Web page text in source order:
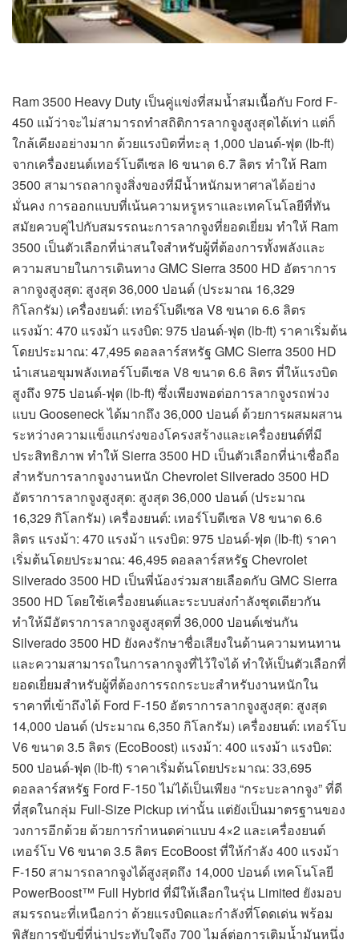
Ram 3500 Heavy Duty เป็นคู่แข่งที่สมน้ำสมเนื้อกับ Ford F-
450 แม้ว่าจะไม่สามารถทำสถิติการลากจูงสูงสุดได้เท่า แต่ก็
ใกล้เคียงอย่างมาก ด้วยแรงบิดที่ทะลุ 1,000 ปอนด์-ฟุต (lb-ft)
จากเครื่องยนต์เทอร์โบดีเซล I6 ขนาด 6.7 ลิตร ทำให้ Ram
3500 สามารถลากจูงสิ่งของที่มีน้ำหนักมหาศาลได้อย่าง
มั่นคง การออกแบบที่เน้นความหรูหราและเทคโนโลยีที่ทัน
สมัยควบคู่ไปกับสมรรถนะการลากจูงที่ยอดเยี่ยม ทำให้ Ram
3500 เป็นตัวเลือกที่น่าสนใจสำหรับผู้ที่ต้องการทั้งพลังและ
ความสบายในการเดินทาง GMC Sierra 3500 HD อัตราการ
ลากจูงสูงสุด: สูงสุด 36,000 ปอนด์ (ประมาณ 16,329
กิโลกรัม) เครื่องยนต์: เทอร์โบดีเซล V8 ขนาด 6.6 ลิตร
แรงม้า: 470 แรงม้า แรงบิด: 975 ปอนด์-ฟุต (lb-ft) ราคาเริ่มต้น
โดยประมาณ: 47,495 ดอลลาร์สหรัฐ GMC Sierra 3500 HD
นำเสนอขุมพลังเทอร์โบดีเซล V8 ขนาด 6.6 ลิตร ที่ให้แรงบิด
สูงถึง 975 ปอนด์-ฟุต (lb-ft) ซึ่งเพียงพอต่อการลากจูงรถพ่วง
แบบ Gooseneck ได้มากถึง 36,000 ปอนด์ ด้วยการผสมผสาน
ระหว่างความแข็งแกร่งของโครงสร้างและเครื่องยนต์ที่มี
ประสิทธิภาพ ทำให้ Sierra 3500 HD เป็นตัวเลือกที่น่าเชื่อถือ
สำหรับการลากจูงงานหนัก Chevrolet Silverado 3500 HD
อัตราการลากจูงสูงสุด: สูงสุด 36,000 ปอนด์ (ประมาณ
16,329 กิโลกรัม) เครื่องยนต์: เทอร์โบดีเซล V8 ขนาด 6.6
ลิตร แรงม้า: 470 แรงม้า แรงบิด: 975 ปอนด์-ฟุต (lb-ft) ราคา
เริ่มต้นโดยประมาณ: 46,495 ดอลลาร์สหรัฐ Chevrolet
Silverado 3500 HD เป็นพี่น้องร่วมสายเลือดกับ GMC Sierra
3500 HD โดยใช้เครื่องยนต์และระบบส่งกำลังชุดเดียวกัน
ทำให้มีอัตราการลากจูงสูงสุดที่ 36,000 ปอนด์เช่นกัน
Silverado 3500 HD ยังคงรักษาชื่อเสียงในด้านความทนทาน
และความสามารถในการลากจูงที่ไว้ใจได้ ทำให้เป็นตัวเลือกที่
ยอดเยี่ยมสำหรับผู้ที่ต้องการรถกระบะสำหรับงานหนักใน
ราคาที่เข้าถึงได้ Ford F-150 อัตราการลากจูงสูงสุด: สูงสุด
14,000 ปอนด์ (ประมาณ 6,350 กิโลกรัม) เครื่องยนต์: เทอร์โบ
V6 ขนาด 3.5 ลิตร (EcoBoost) แรงม้า: 400 แรงม้า แรงบิด:
500 ปอนด์-ฟุต (lb-ft) ราคาเริ่มต้นโดยประมาณ: 33,695
ดอลลาร์สหรัฐ Ford F-150 ไม่ได้เป็นเพียง “กระบะลากจูง” ที่ดี
ที่สุดในกลุ่ม Full-Size Pickup เท่านั้น แต่ยังเป็นมาตรฐานของ
วงการอีกด้วย ด้วยการกำหนดค่าแบบ 4×2 และเครื่องยนต์
เทอร์โบ V6 ขนาด 3.5 ลิตร EcoBoost ที่ให้กำลัง 400 แรงม้า
F-150 สามารถลากจูงได้สูงสุดถึง 14,000 ปอนด์ เทคโนโลยี
PowerBoost™ Full Hybrid ที่มีให้เลือกในรุ่น Limited ยังมอบ
สมรรถนะที่เหนือกว่า ด้วยแรงบิดและกำลังที่โดดเด่น พร้อม
พิสัยการขับขี่ที่น่าประทับใจถึง 700 ไมล์ต่อการเติมน้ำมันหนึ่ง